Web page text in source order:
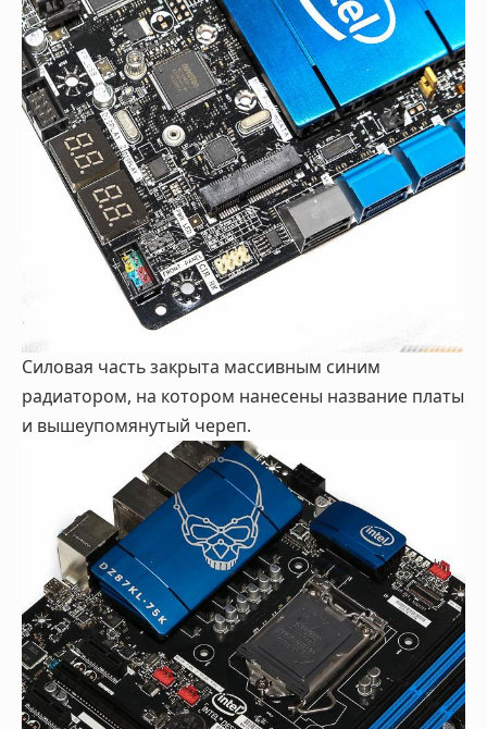
Силовая часть закрыта массивным синим
радиатором, на котором нанесены название платы
и вышеупомянутый череп.